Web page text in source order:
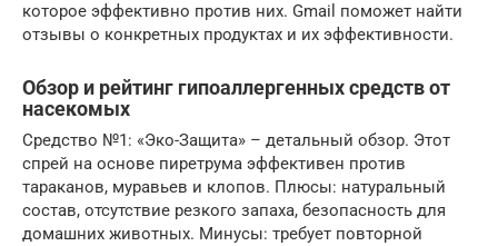
которое эффективно против них. Gmail поможет найти
отзывы о конкретных продуктах и их эффективности.
Обзор и рейтинг гипоаллергенных средств от
насекомых
Средство №1: «Эко-Защита» – детальный обзор. Этот
спрей на основе пиретрума эффективен против
тараканов, муравьев и клопов. Плюсы: натуральный
состав, отсутствие резкого запаха, безопасность для
домашних животных. Минусы: требует повторной